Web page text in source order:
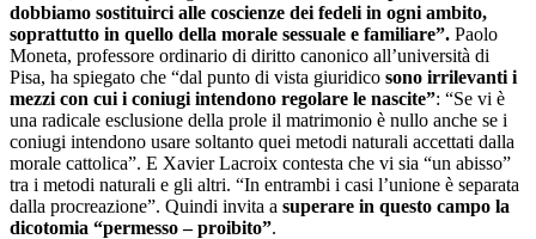
dobbiamo sostituirci alle coscienze dei fedeli in ogni ambito,
soprattutto in quello della morale sessuale e familiare”. Paolo
Moneta, professore ordinario di diritto canonico all’università di
Pisa, ha spiegato che “dal punto di vista giuridico sono irrilevanti i
mezzi con cui i coniugi intendono regolare le nascite”: “Se vi è
una radicale esclusione della prole il matrimonio è nullo anche se i
coniugi intendono usare soltanto quei metodi naturali accettati dalla
morale cattolica”. E Xavier Lacroix contesta che vi sia “un abisso”
tra i metodi naturali e gli altri. “In entrambi i casi l’unione è separata
dalla procreazione”. Quindi invita a superare in questo campo la
dicotomia “permesso – proibito”.